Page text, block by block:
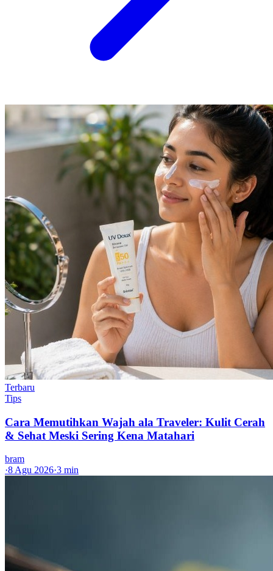
Terbaru
Tips
Cara Memutihkan Wajah ala Traveler: Kulit Cerah
& Sehat Meski Sering Kena Matahari
bram
·8 Agu 2026·3 min